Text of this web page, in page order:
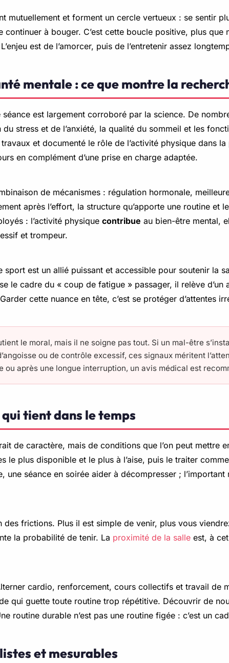
mutuellement et forment un cercle vertueux : se sentir
continuer à bouger. C’est cette boucle positive, plus
est de l’amorcer, puis de l’entretenir assez
mentale : ce que montre la
séance est largement corroboré par la science. De
du stress et de l’anxiété, la qualité du sommeil et les
et documenté le rôle de l’activité physique dans
en complément d’une prise en charge adaptée.
de mécanismes : régulation hormonale,
après l’effort, la structure qu’apporte une routine
: l’activité physique contribue au bien-être mental,
et trompeur.
est un allié puissant et accessible pour soutenir la
le cadre du « coup de fatigue » passager, il relève
cette nuance en tête, c’est se protéger d’attentes
le moral, mais il ne soigne pas tout. Si un mal-être
ou de contrôle excessif, ces signaux méritent
ou après une longue interruption, un avis médical est
tient dans le temps
de caractère, mais de conditions que l’on peut
le plus disponible et le plus à l’aise, puis le traiter
une séance en soirée aider à décompresser ; l’important
des frictions. Plus il est simple de venir, plus vous
la probabilité de tenir. La proximité de la salle est, à
cardio, renforcement, cours collectifs et travail de
qui guette toute routine trop répétitive. Découvrir de
routine durable n’est pas une routine figée : c’est un
et mesurables